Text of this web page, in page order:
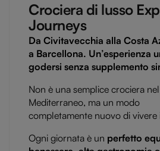
Crociera di lusso
Journeys
Da Civitavecchia alla Costa
a Barcellona. Un’esperienza
godersi senza supplemento
Non è una semplice crociera nel
Mediterraneo, ma un modo
completamente nuovo di vivere
Ogni giornata è un perfetto